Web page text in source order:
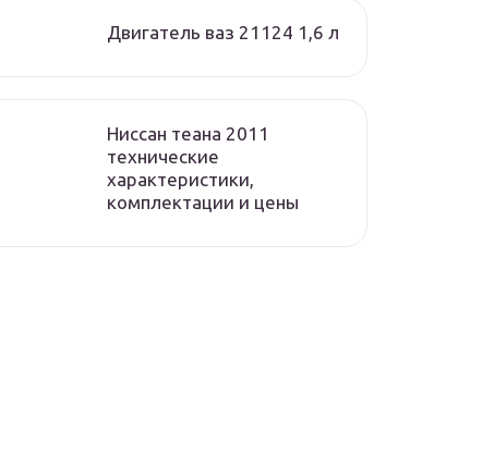
Двигатель ваз 21124 1,6 л
Ниссан теана 2011
технические
характеристики,
комплектации и цены